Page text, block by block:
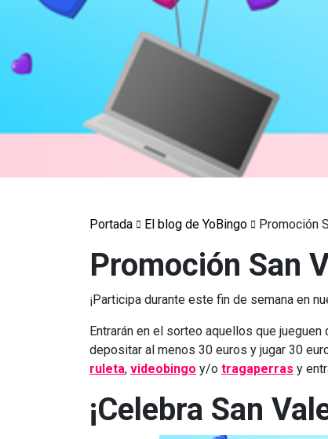
Portada El blog de YoBingo Promoción
Promoción San
¡Participa durante este fin de semana en
Entrarán en el sorteo aquellos que
depositar al menos 30 euros y jugar 30
ruleta, videobingo y/o tragaperras y
¡Celebra San